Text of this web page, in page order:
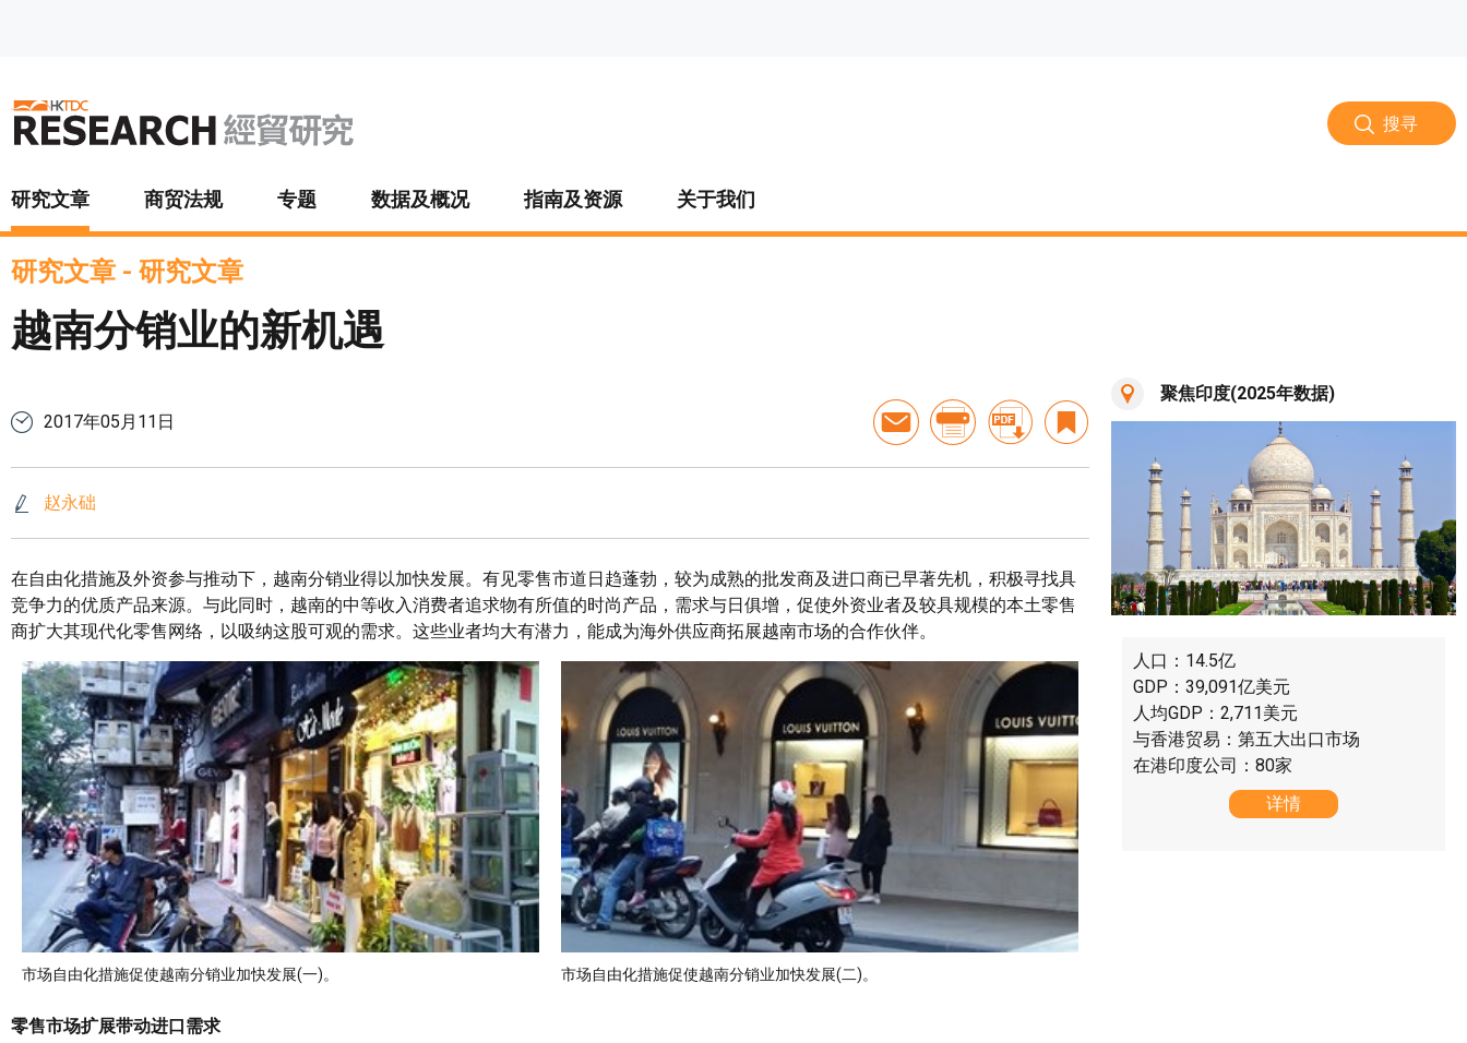
搜寻
研究文章 商贸法规 专题 数据及概况 指南及资源 关于我们
研究文章 - 研究文章
越南分销业的新机遇
2017年05月11日
赵永础
在自由化措施及外资参与推动下，越南分销业得以加快发展。有见零售市道日趋蓬勃，较为成熟的批发商及进口商已早著先机，积极寻找具
竞争力的优质产品来源。与此同时，越南的中等收入消费者追求物有所值的时尚产品，需求与日俱增，促使外资业者及较具规模的本土零售
商扩大其现代化零售网络，以吸纳这股可观的需求。这些业者均大有潜力，能成为海外供应商拓展越南市场的合作伙伴。
市场自由化措施促使越南分销业加快发展(一)。 市场自由化措施促使越南分销业加快发展(二)。
零售市场扩展带动进口需求
聚焦印度(2025年数据)
人口：14.5亿
GDP：39,091亿美元
人均GDP：2,711美元
与香港贸易：第五大出口市场
在港印度公司：80家
详情